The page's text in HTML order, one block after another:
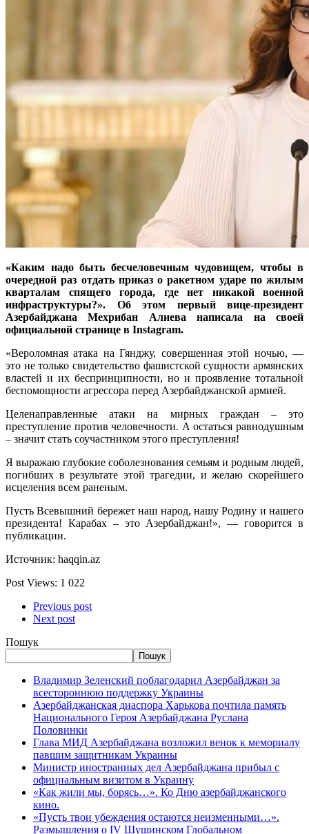
«Каким надо быть бесчеловечным чудовищем, чтобы в
очередной раз отдать приказ о ракетном ударе по жилым
кварталам спящего города, где нет никакой военной
инфраструктуры?». Об этом первый вице-президент
Азербайджана Мехрибан Алиева написала на своей
официальной странице в Instagram.
«Вероломная атака на Гянджу, совершенная этой ночью, —
это не только свидетельство фашистской сущности армянских
властей и их беспринципности, но и проявление тотальной
беспомощности агрессора перед Азербайджанской армией.
Целенаправленные атаки на мирных граждан – это
преступление против человечности. А остаться равнодушным
– значит стать соучастником этого преступления!
Я выражаю глубокие соболезнования семьям и родным людей,
погибших в результате этой трагедии, и желаю скорейшего
исцеления всем раненым.
Пусть Всевышний бережет наш народ, нашу Родину и нашего
президента! Карабах – это Азербайджан!», — говорится в
публикации.
Источник: haqqin.az
Post Views: 1 022
Previous post
Next post
Пошук
Пошук
Владимир Зеленский поблагодарил Азербайджан за
всестороннюю поддержку Украины
Азербайджанская диаспора Харькова почтила память
Национального Героя Азербайджана Руслана
Половинки
Глава МИД Азербайджана возложил венок к мемориалу
павшим защитникам Украины
Министр иностранных дел Азербайджана прибыл с
официальным визитом в Украину
«Как жили мы, борясь…». Ко Дню азербайджанского
кино.
«Пусть твои убеждения остаются неизменными…».
Размышления о IV Шушинском Глобальном